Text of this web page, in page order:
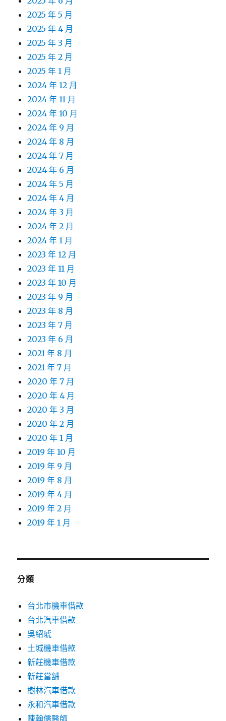
2025 年 5 月
2025 年 4 月
2025 年 3 月
2025 年 2 月
2025 年 1 月
2024 年 12 月
2024 年 11 月
2024 年 10 月
2024 年 9 月
2024 年 8 月
2024 年 7 月
2024 年 6 月
2024 年 5 月
2024 年 4 月
2024 年 3 月
2024 年 2 月
2024 年 1 月
2023 年 12 月
2023 年 11 月
2023 年 10 月
2023 年 9 月
2023 年 8 月
2023 年 7 月
2023 年 6 月
2021 年 8 月
2021 年 7 月
2020 年 7 月
2020 年 4 月
2020 年 3 月
2020 年 2 月
2020 年 1 月
2019 年 10 月
2019 年 9 月
2019 年 8 月
2019 年 4 月
2019 年 2 月
2019 年 1 月
分類
台北市機車借款
台北汽車借款
吳紹琥
土城機車借款
新莊機車借款
新莊當舖
樹林汽車借款
永和汽車借款
陳翰儒醫師